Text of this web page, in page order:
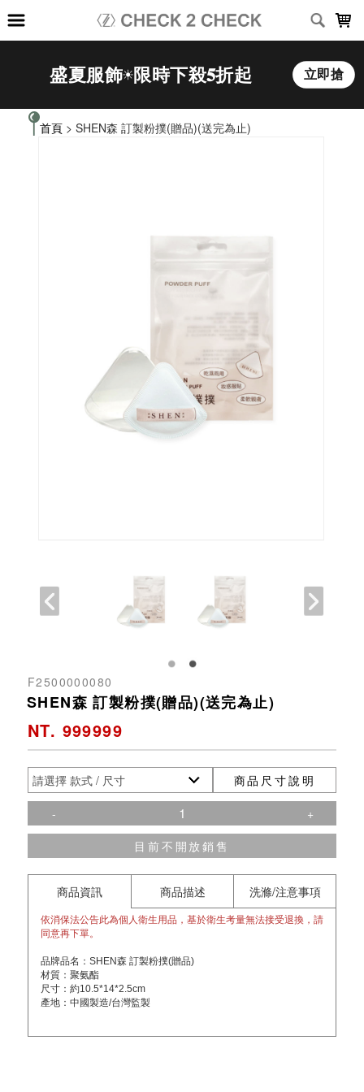
首頁 > SHEN森 訂製粉撲(贈品)(送完為止)
F2500000080
SHEN森 訂製粉撲(贈品)(送完為止)
NT. 999999
商品尺寸說明
-
+
目前不開放銷售
商品資訊 商品描述 洗滌/注意事項
依消保法公告此為個人衛生用品，基於衛生考量無法接受退換，請
同意再下單。
品牌品名：SHEN森 訂製粉撲(贈品)
材質：聚氨酯
尺寸：約10.5*14*2.5cm
產地：中國製造/台灣監製